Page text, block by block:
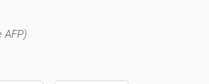
AFP)